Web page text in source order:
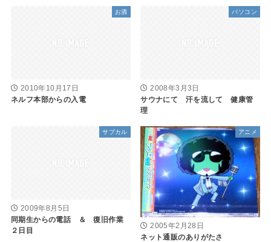
お酒
2010年10月17日
ネルフ本部からの入電
パソコン
2008年3月3日
サウナにて 汗を流して 健康管
理
サブカル
2009年8月5日
同期生からの電話 ＆ 復旧作業
２日目
アニメ
2005年2月28日
ネット通販のありがたさ